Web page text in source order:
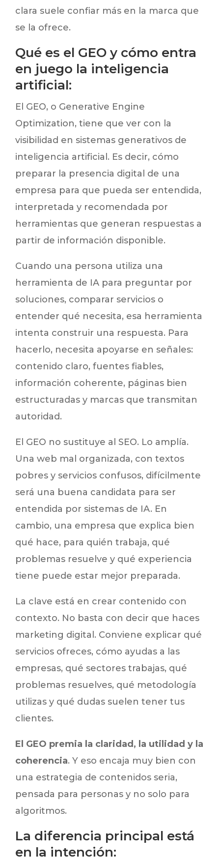
clara suele confiar más en la marca que
se la ofrece.
Qué es el GEO y cómo entra
en juego la inteligencia
artificial:
El GEO, o Generative Engine
Optimization, tiene que ver con la
visibilidad en sistemas generativos de
inteligencia artificial. Es decir, cómo
preparar la presencia digital de una
empresa para que pueda ser entendida,
interpretada y recomendada por
herramientas que generan respuestas a
partir de información disponible.
Cuando una persona utiliza una
herramienta de IA para preguntar por
soluciones, comparar servicios o
entender qué necesita, esa herramienta
intenta construir una respuesta. Para
hacerlo, necesita apoyarse en señales:
contenido claro, fuentes fiables,
información coherente, páginas bien
estructuradas y marcas que transmitan
autoridad.
El GEO no sustituye al SEO. Lo amplía.
Una web mal organizada, con textos
pobres y servicios confusos, difícilmente
será una buena candidata para ser
entendida por sistemas de IA. En
cambio, una empresa que explica bien
qué hace, para quién trabaja, qué
problemas resuelve y qué experiencia
tiene puede estar mejor preparada.
La clave está en crear contenido con
contexto. No basta con decir que haces
marketing digital. Conviene explicar qué
servicios ofreces, cómo ayudas a las
empresas, qué sectores trabajas, qué
problemas resuelves, qué metodología
utilizas y qué dudas suelen tener tus
clientes.
El GEO premia la claridad, la utilidad y la
coherencia. Y eso encaja muy bien con
una estrategia de contenidos seria,
pensada para personas y no solo para
algoritmos.
La diferencia principal está
en la intención: